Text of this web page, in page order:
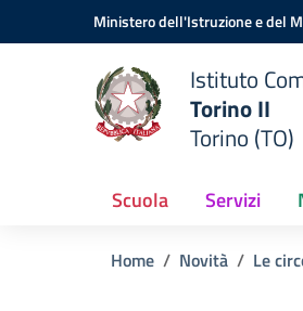
Vai ai contenuti
Vai al menu di navigazioneMinistero dell'Istruzione e del
Istituto
Torino II
Torino (TO)
Scuola Servizi
Home Novità Le